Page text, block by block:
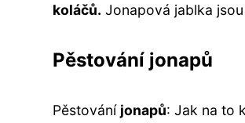
koláčů. Jonapová jablka
Pěstování jonapů
Pěstování jonapů: Jak na to